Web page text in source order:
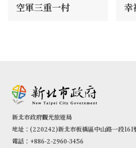
空軍三重一村 幸
新北市政府觀光旅遊局
地址：(220242)新北市板橋區中山路一段161
電話：+886-2-2960-3456